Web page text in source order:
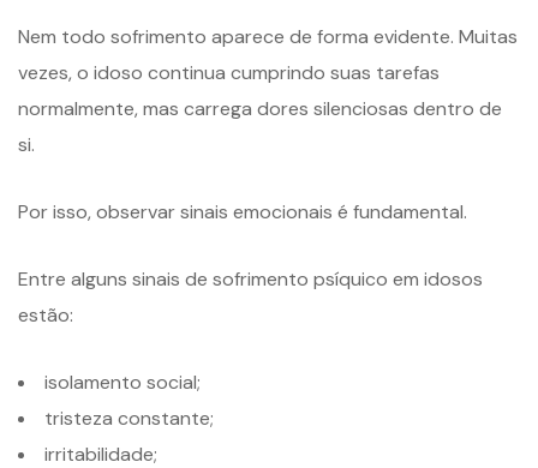
Nem todo sofrimento aparece de forma evidente. Muitas
vezes, o idoso continua cumprindo suas tarefas
normalmente, mas carrega dores silenciosas dentro de
si.
Por isso, observar sinais emocionais é fundamental.
Entre alguns sinais de sofrimento psíquico em idosos
estão:
isolamento social;
tristeza constante;
irritabilidade;